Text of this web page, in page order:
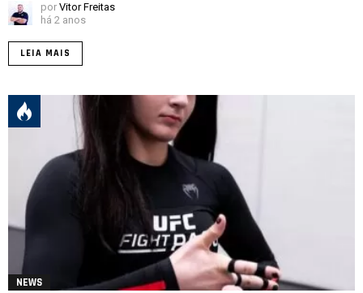
por Vitor Freitas
há 2 anos
LEIA MAIS
NEWS